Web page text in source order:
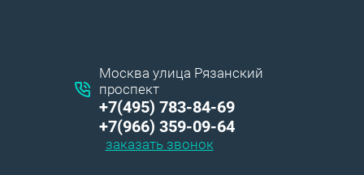
Москва улица Рязанский
проспект
+7(495) 783-84-69
+7(966) 359-09-64
заказать звонок